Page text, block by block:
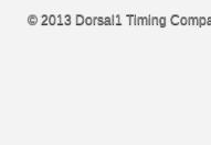
© 2013 Dorsal1 Timing